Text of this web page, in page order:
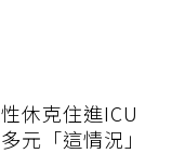
休克住進ICU
元「這情況」